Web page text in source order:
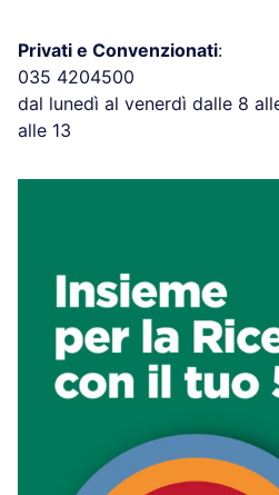
Privati e Convenzionati:
035 4204500
dal lunedì al venerdì dalle 8
alle 13